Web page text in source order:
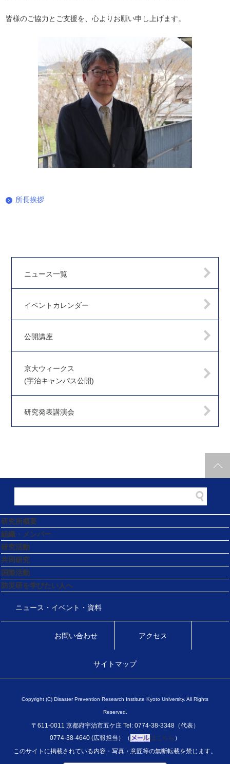
皆様のご協力とご支援を、心よりお願い申し上げます。
所長挨拶
ニュース一覧
イベントカレンダー
公開講座
京大ウィークス
(宇治キャンパス公開)
研究発表講演会
研究所概要
組織・メンバー
研究活動
共同研究
国際活動
防災研を学びたい人へ
ニュース・イベント・資料
お問い合わせ アクセス
サイトマップ
Copyright (C) Disaster Prevention Research Institute Kyoto University. All Rights
Reserved.
〒611-0011 京都府宇治市五ケ庄 Tel: 0774-38-3348（代表）
0774-38-4640 (広報担当）（
はこちら ）
このサイトに掲載されている内容・写真・意匠等の無断転載を禁じます。